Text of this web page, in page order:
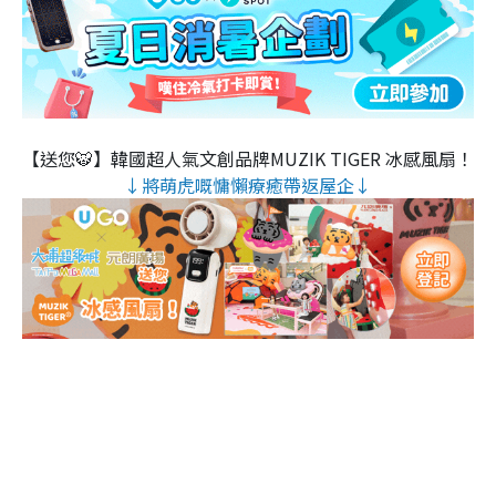
【送您🐯】韓國超人氣文創品牌MUZIK TIGER 冰感風扇！
↓將萌虎嘅慵懶療癒帶返屋企↓